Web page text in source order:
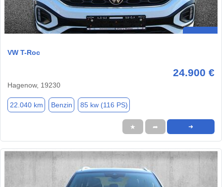
VW T-Roc
24.900 €
Hagenow, 19230
22.040 km Benzin 85 kw (116 PS)
★ ➦ ➜